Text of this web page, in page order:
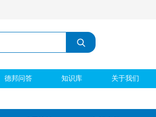
德邦问答 知识库 关于我们